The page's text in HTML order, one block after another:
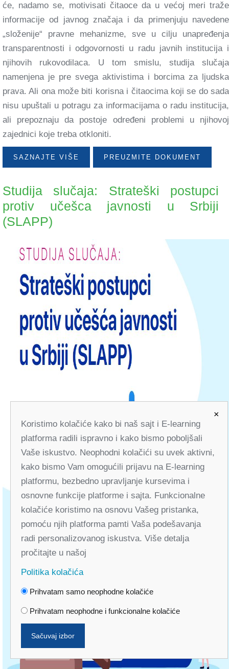
će, nadamo se, motivisati čitaoce da u većoj meri traže
informacije od javnog značaja i da primenjuju navedene
„složenije“ pravne mehanizme, sve u cilju unapređenja
transparentnosti i odgovornosti u radu javnih institucija i
njihovih rukovodilaca. U tom smislu, studija slučaja
namenjena je pre svega aktivistima i borcima za ljudska
prava. Ali ona može biti korisna i čitaocima koji se do sada
nisu upuštali u potragu za informacijama o radu institucija,
ali prepoznaju da postoje određeni problemi u njihovoj
zajednici koje treba otkloniti.
SAZNAJTE VIŠE PREUZMITE DOKUMENT
Studija slučaja: Strateški postupci
protiv učešca javnosti u Srbiji
(SLAPP)
×
Koristimo kolačiće kako bi naš sajt i E-learning
platforma radili ispravno i kako bismo poboljšali
Vaše iskustvo. Neophodni kolačići su uvek aktivni,
kako bismo Vam omogućili prijavu na E-learning
platformu, bezbedno upravljanje kursevima i
osnovne funkcije platforme i sajta. Funkcionalne
kolačiće koristimo na osnovu Vašeg pristanka,
pomoću njih platforma pamti Vaša podešavanja
radi personalizovanog iskustva. Više detalja
pročitajte u našoj
Politika kolačića
Prihvatam samo neophodne kolačiće
Prihvatam neophodne i funkcionalne kolačiće
Sačuvaj izbor